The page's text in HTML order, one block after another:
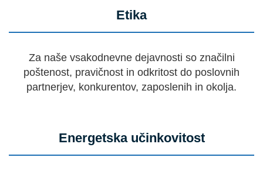
Etika
Za naše vsakodnevne dejavnosti so značilni
poštenost, pravičnost in odkritost do poslovnih
partnerjev, konkurentov, zaposlenih in okolja.
Energetska učinkovitost